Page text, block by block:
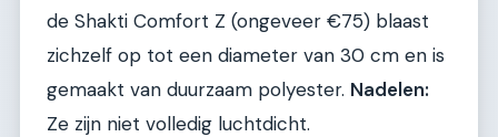
de Shakti Comfort Z (ongeveer €75) blaast
zichzelf op tot een diameter van 30 cm en is
gemaakt van duurzaam polyester. Nadelen:
Ze zijn niet volledig luchtdicht.